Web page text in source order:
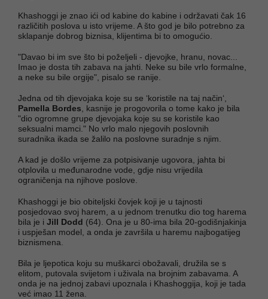
Khashoggi je znao ići od kabine do kabine i održavati čak 16
različitih poslova u isto vrijeme. A što god je bilo potrebno za
sklapanje dobrog biznisa, klijentima bi to omogućio.
"Davao bi im sve što bi poželjeli - djevojke, hranu, novac...
Imao je dosta tih zabava na jahti. Neke su bile vrlo formalne,
a neke su bile orgije", pisalo se ranije.
Jedna od tih djevojaka koje su se ‘koristile na taj način‘,
Pamella Bordes , kasnije je progovorila o tome kako je bila
"dio ogromne grupe djevojaka koje su se koristile kao
seksualni mamci." No vrlo malo njegovih poslovnih
suradnika ikada se žalilo na poslovne suradnje s njim.
A kad je došlo vrijeme za potpisivanje ugovora, jahta bi
otplovila u međunarodne vode, gdje nisu vrijedila
ograničenja na njihove poslove.
Khashoggi je bio obiteljski čovjek koji je u tajnosti
posjedovao svoj harem, a u jednom trenutku dio tog harema
bila je i Jill Dodd (64). Ona je u 80-ima bila 20-godišnjakinja
i uspješan model, a onda je završila u haremu najbogatijeg
biznismena.
Bila je ljepotica koju su muškarci obožavali, družila se s
elitom, putovala svijetom i uživala na brojnim zabavama. A
onda je na jednoj zabavi upoznala i Khashoggija, koji je tada
već imao 11 žena.